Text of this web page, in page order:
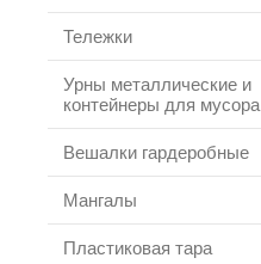
Тележки
Урны металлические и
контейнеры для мусора
Вешалки гардеробные
Мангалы
Пластиковая тара